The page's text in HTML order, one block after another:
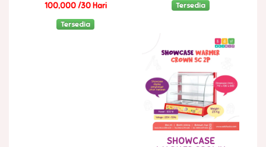
100,000 /30 Hari
Tersedia
Tersedia
SHOWCASE